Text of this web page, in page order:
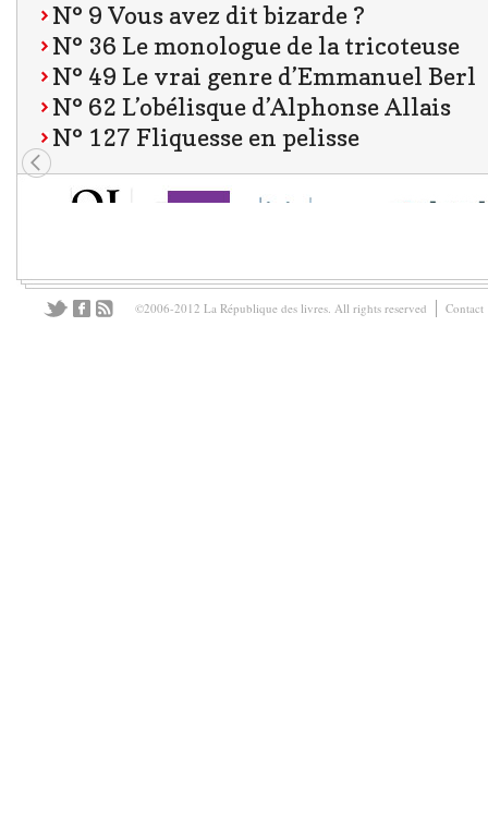
N° 9 Vous avez dit bizarde ?
N° 36 Le monologue de la tricoteuse
N° 49 Le vrai genre d’Emmanuel Berl
N° 62 L’obélisque d’Alphonse Allais
N° 127 Fliquesse en pelisse
©2006-2012 La République des livres. All rights reserved Contact